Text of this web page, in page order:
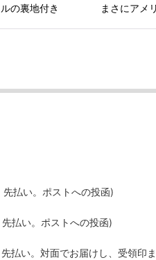
ルの裏地付き まさにアメリ
先払い。ポストへの投函)
払い。ポストへの投函)
払い。対面でお届けし、受領印